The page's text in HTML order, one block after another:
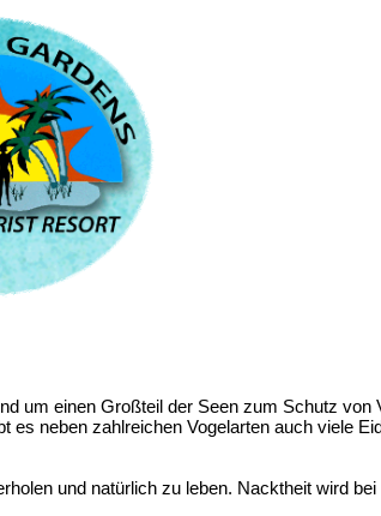
um einen Großteil der Seen zum Schutz von
es neben zahlreichen Vogelarten auch viele
und natürlich zu leben. Nacktheit wird